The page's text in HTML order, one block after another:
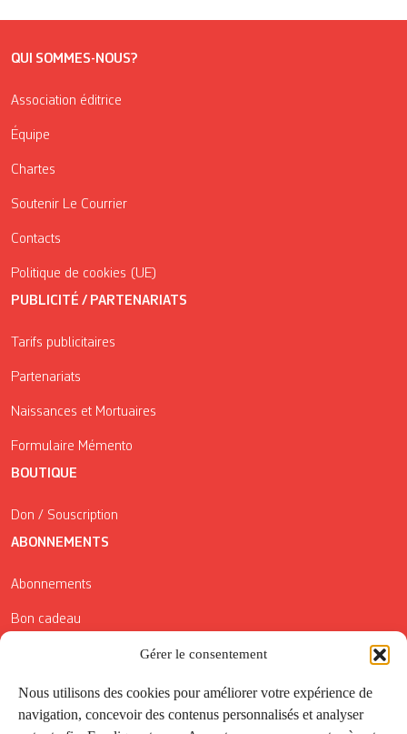
Gérer le consentement
Nous utilisons des cookies pour améliorer votre expérience de
navigation, concevoir des contenus personnalisés et analyser
QUI SOMMES-NOUS?
Association éditrice
Équipe
Chartes
Soutenir Le Courrier
Contacts
Politique de cookies (UE)
PUBLICITÉ / PARTENARIATS
Tarifs publicitaires
Partenariats
Naissances et Mortuaires
Formulaire Mémento
BOUTIQUE
Don / Souscription
ABONNEMENTS
Abonnements
Bon cadeau
Conditions générales de vente
Réductions de la Carte Côté Courrier
Application